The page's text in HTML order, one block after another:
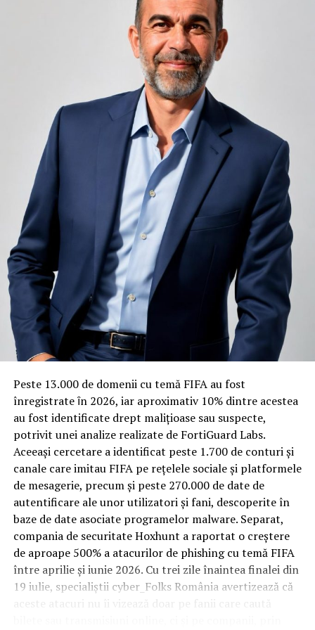
infinit de groși din motive practice și economice.
Zgomotul pașilor din camera de sus sau din coridorul
adiacent rămâne una dintre cele mai frecvente
nemulțumiri semnalate de oaspeți în recenziile online,
chiar și la unități altfel apreciate pentru servicii și
locație. De multe ori, oaspeții nu identifică pardoseala
drept sursa reală a problemei, ci descriu simplu senzația
de spațiu zgomotos sau agitat.
Pardoseala joacă un rol important în absorbția acestor
sunete, mai ales în zonele de trecere frecventă dintre
cameră și baie sau dintre pat și fereastră. Un material cu
proprietăți fonoabsorbante bune reduce transmiterea
zgomotului către camerele vecine și către etajele
inferioare, un aspect esențial mai ales în clădirile mai
vechi, cu structuri care nu au fost proiectate inițial
pentru izolare fonică performantă.
Rotația rapidă a oaspeților cere
materiale rezistente
Spre diferență de o locuință obișnuită, o cameră de hotel
trece printr-un ciclu de utilizare intensă: oaspeți diferiți,
bagaje trase pe roți, curățenie zilnică, uneori mai multe
rezervări consecutive în aceeași săptămână. Această
frecvență ridicată de utilizare pune presiune reală pe
orice suprafață, iar pardoseala este printre primele
elemente afectate vizibil, mai ales în zona din jurul
patului și a ușii de acces.
În etapa de renovare sau construcție, administratorii
care iau în calcul mocheta trafic intens
pentru zonele
cu rotație mare reduc riscul de uzură prematură și de
decolorare vizibilă în punctele de trecere frecventă. Este
o decizie care ține mai puțin de stil și mai mult de
Peste 13.000 de domenii cu temă FIFA au fost
înregistrate ȋn 2026, iar aproximativ 10% dintre acestea
au fost identificate drept malițioase sau suspecte,
potrivit unei analize realizate de FortiGuard Labs.
Aceeași cercetare a identificat peste 1.700 de conturi și
canale care imitau FIFA pe rețelele sociale și platformele
de mesagerie, precum și peste 270.000 de date de
autentificare ale unor utilizatori și fani, descoperite în
baze de date asociate programelor malware. Separat,
compania de securitate Hoxhunt a raportat o creștere
de aproape 500% a atacurilor de phishing cu temă FIFA
între aprilie și iunie 2026. Cu trei zile înaintea finalei din
19 iulie, specialiștii cyber_Folks România avertizează că